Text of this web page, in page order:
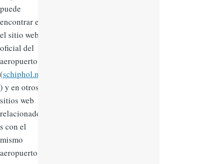
puede
encontrar en
el sitio web
oficial del
aeropuerto
(schiphol.nl
) y en otros
sitios web
relacionado
s con el
mismo
aeropuerto.